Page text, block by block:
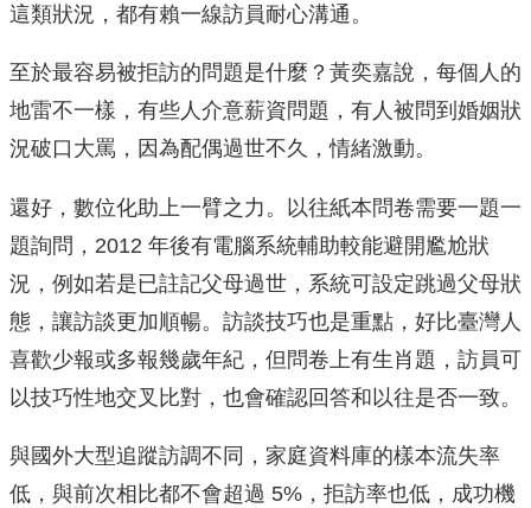
這類狀況，都有賴一線訪員耐心溝通。
至於最容易被拒訪的問題是什麼？黃奕嘉說，每個人的
地雷不一樣，有些人介意薪資問題，有人被問到婚姻狀
況破口大罵，因為配偶過世不久，情緒激動。
還好，數位化助上一臂之力。以往紙本問卷需要一題一
題詢問，2012 年後有電腦系統輔助較能避開尷尬狀
況，例如若是已註記父母過世，系統可設定跳過父母狀
態，讓訪談更加順暢。訪談技巧也是重點，好比臺灣人
喜歡少報或多報幾歲年紀，但問卷上有生肖題，訪員可
以技巧性地交叉比對，也會確認回答和以往是否一致。
與國外大型追蹤訪調不同，家庭資料庫的樣本流失率
低，與前次相比都不會超過 5%，拒訪率也低，成功機